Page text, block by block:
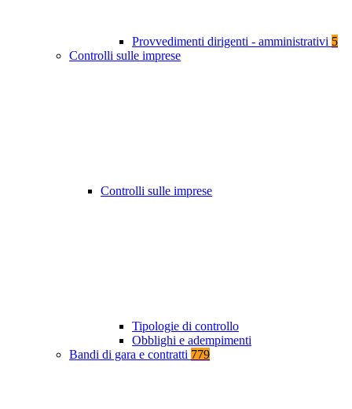
Provvedimenti dirigenti - amministrativi 5
Controlli sulle imprese
Controlli sulle imprese
Tipologie di controllo
Obblighi e adempimenti
Bandi di gara e contratti 779